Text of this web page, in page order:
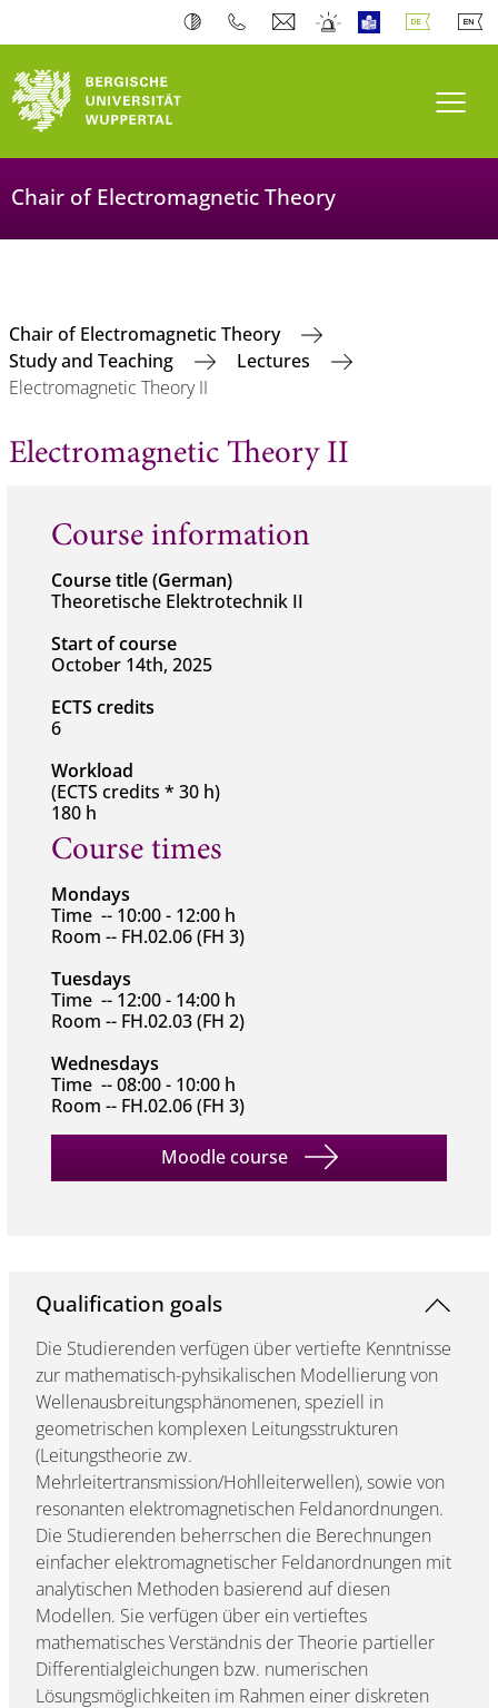
Chair of Electromagnetic Theory
Chair of Electromagnetic Theory
Study and Teaching
Lectures
Electromagnetic Theory II
Electromagnetic Theory II
Course information
Course title (German)
Theoretische Elektrotechnik II
Start of course
October 14th, 2025
ECTS credits
6
Workload
(ECTS credits * 30 h)
180 h
Course times
Mondays
Time -- 10:00 - 12:00 h
Room -- FH.02.06 (FH 3)
Tuesdays
Time -- 12:00 - 14:00 h
Room -- FH.02.03 (FH 2)
Wednesdays
Time -- 08:00 - 10:00 h
Room -- FH.02.06 (FH 3)
Moodle course
Qualification goals
Die Studierenden verfügen über vertiefte Kenntnisse
zur mathematisch-pyhsikalischen Modellierung von
Wellenausbreitungsphänomenen, speziell in
geometrischen komplexen Leitungsstrukturen
(Leitungstheorie zw.
Mehrleitertransmission/Hohlleiterwellen), sowie von
resonanten elektromagnetischen Feldanordnungen.
Die Studierenden beherrschen die Berechnungen
einfacher elektromagnetischer Feldanordnungen mit
analytischen Methoden basierend auf diesen
Modellen. Sie verfügen über ein vertieftes
mathematisches Verständnis der Theorie partieller
Differentialgleichungen bzw. numerischen
Lösungsmöglichkeiten im Rahmen einer diskreten